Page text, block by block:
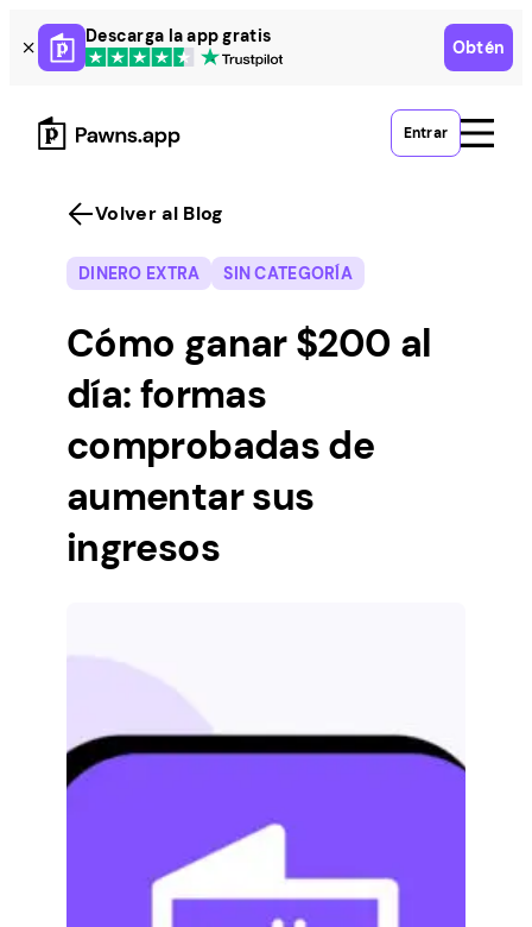
Skip
to
content
Descarga la app gratis
Obtén
Entrar
Volver al Blog
DINERO EXTRA SIN CATEGORÍA
Cómo ganar $200 al
día: formas
comprobadas de
aumentar sus
ingresos